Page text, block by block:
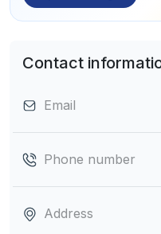
Contact
Email
Phone number
Address